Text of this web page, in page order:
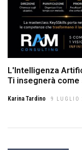
L'Intelligenza
Ti insegnerà
Karina Tardino 9 LUGLIO